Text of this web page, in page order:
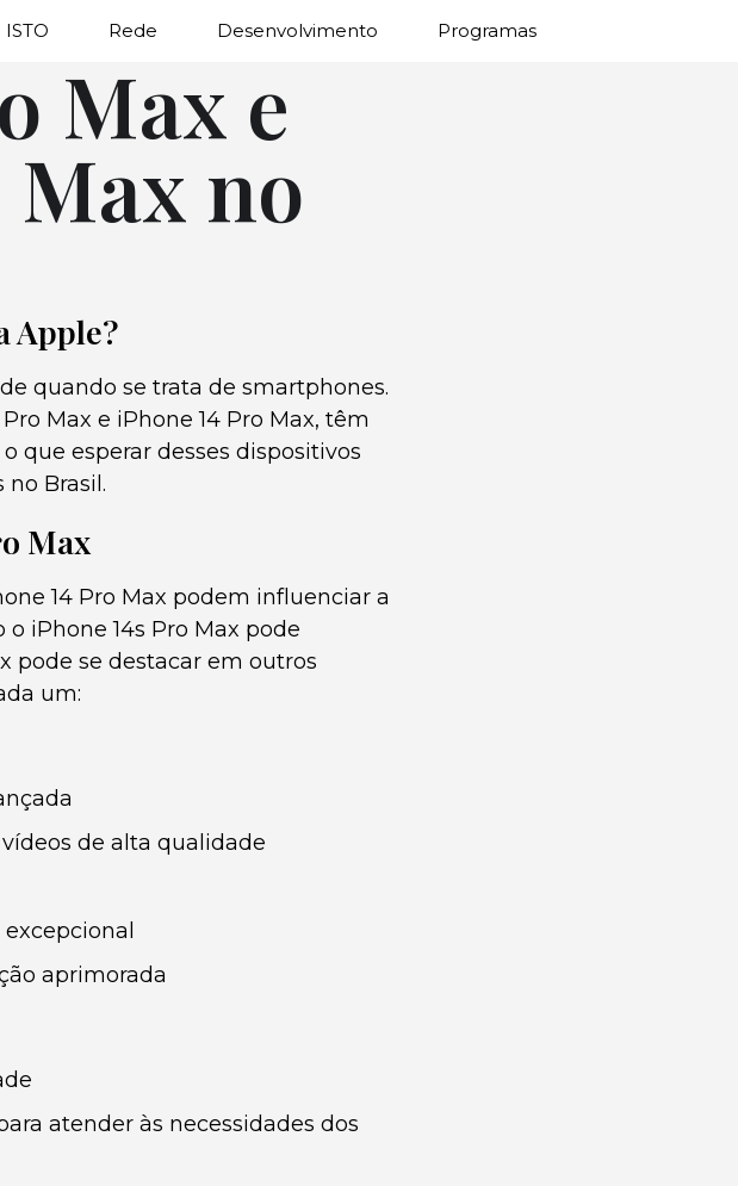
ISTO Rede Desenvolvimento Programas
Max e
Max no
Apple?
quando se trata de smartphones.
Max e iPhone 14 Pro Max, têm
que esperar desses dispositivos
Brasil.
Max
14 Pro Max podem influenciar a
iPhone 14s Pro Max pode
pode se destacar em outros
um:
de alta qualidade
aprimorada
atender às necessidades dos